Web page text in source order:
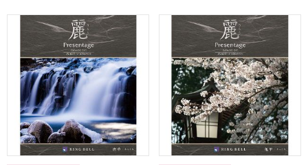
プレゼンテージ麗 唐草(カラクサ)【カタログギフト】【贈り
プレゼンテージ麗 亀甲(キッ